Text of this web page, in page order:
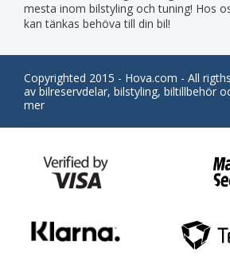
mesta inom bilstyling och tuning! Hos
kan tänkas behöva till din bil!
Copyrighted 2015 - Hova.com - All
av bilreservdelar, bilstyling, biltillbehör
mer